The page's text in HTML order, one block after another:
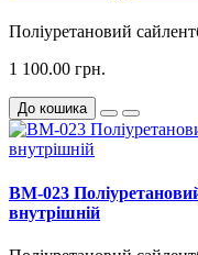
Поліуретановий
1 100.00 грн.
До кошика
BM-023
внутрішній